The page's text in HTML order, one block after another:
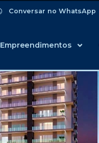
Conversar no WhatsApp
Empreendimentos